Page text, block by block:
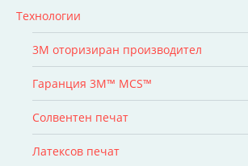
Технологии
3M оторизиран производител
Гаранция 3M™ MCS™
Солвентен печат
Латексов печат